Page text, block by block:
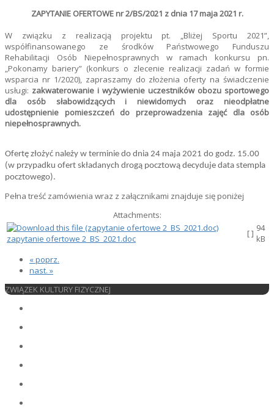
ZAPYTANIE OFERTOWE nr 2/BS/2021 z dnia 17 maja 2021 r.
W związku z realizacją projektu pt. „Bliżej Sportu 2021”,
współfinansowanego ze środków Państwowego Funduszu
Rehabilitacji Osób Niepełnosprawnych w ramach konkursu pn.
„Pokonamy bariery” (konkurs o zlecenie realizacji zadań w formie
wsparcia nr 1/2020), zapraszamy do złożenia oferty na świadczenie
usługi: zakwaterowanie i wyżywienie uczestników obozu sportowego
dla osób słabowidzących i niewidomych oraz nieodpłatne
udostępnienie pomieszczeń do przeprowadzenia zajęć dla osób
niepełnosprawnych.
Ofertę złożyć należy w terminie do dnia 24 maja 2021 do godz. 15.00
(w przypadku ofert składanych drogą pocztową decyduje data stempla
pocztowego).
Pełna treść zamówienia wraz z załącznikami znajduje się poniżej
Attachments:
zapytanie ofertowe 2_BS_2021.doc [ ] 94
kB
« poprz.
nast. »
ZWIĄZEK KULTURY FIZYCZNEJ